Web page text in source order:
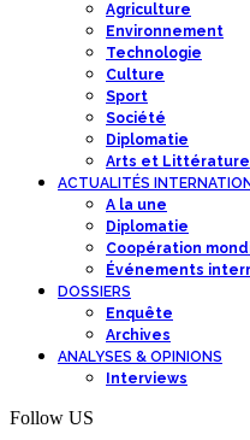
Agriculture
Environnement
Technologie
Culture
Sport
Société
Diplomatie
Arts et Littérature
ACTUALITÉS
A la une
Diplomatie
Coopération
Événements
DOSSIERS
Enquête
Archives
ANALYSES & OPINIONS
Interviews
Follow US